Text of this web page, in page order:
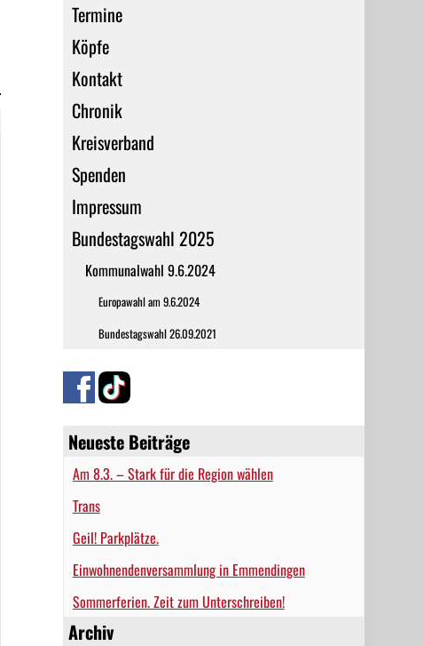
Termine
Köpfe
Kontakt
Chronik
Kreisverband
Spenden
Impressum
Bundestagswahl 2025
Kommunalwahl 9.6.2024
Europawahl am 9.6.2024
Bundestagswahl 26.09.2021
Neueste Beiträge
Am 8.3. – Stark für die Region wählen
Trans
Geil! Parkplätze.
Einwohnendenversammlung in Emmendingen
Sommerferien. Zeit zum Unterschreiben!
Archiv